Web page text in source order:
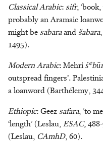
Classical Arabic: sifr,
probably an Aramaic
might be sabaraand šabara
1495).
Modern Arabic: Mehriśe
outspread fingers’.
a loanword (Barthélemy,
Ethiopic: Geez safara, ‘to
‘length’ (Leslau,ESAC,
(Leslau, CAmhD, 60).